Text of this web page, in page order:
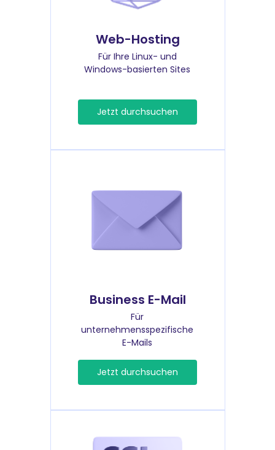
Web-Hosting
Für Ihre Linux- und
Windows-basierten Sites
Jetzt durchsuchen
Business E-Mail
Für
unternehmensspezifische
E-Mails
Jetzt durchsuchen